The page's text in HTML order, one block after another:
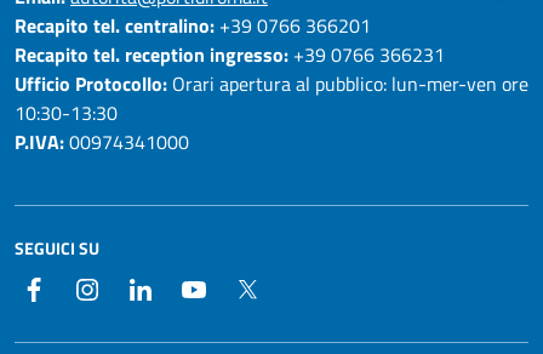
Recapito tel. centralino: +39 0766 366201
Recapito tel. reception ingresso: +39 0766 366231
Ufficio Protocollo: Orari apertura al pubblico: lun-mer-ven ore
10:30-13:30
P.IVA:00974341000
SEGUICI SU
Facebook InstagramLinkedIn YouTube